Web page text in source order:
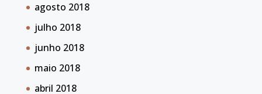
agosto 2018
julho 2018
junho 2018
maio 2018
abril 2018